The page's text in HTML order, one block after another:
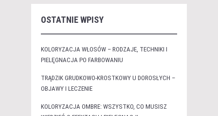
OSTATNIE WPISY
KOLORYZACJA WŁOSÓW – RODZAJE, TECHNIKI I
PIELĘGNACJA PO FARBOWANIU
TRĄDZIK GRUDKOWO-KROSTKOWY U DOROSŁYCH –
OBJAWY I LECZENIE
KOLORYZACJA OMBRE: WSZYSTKO, CO MUSISZ